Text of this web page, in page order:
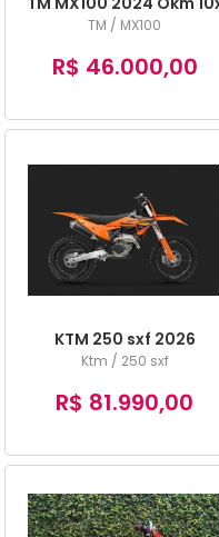
TM / MX100
R$ 46.000,00
KTM 250 sxf 2026
Ktm / 250 sxf
R$ 81.990,00